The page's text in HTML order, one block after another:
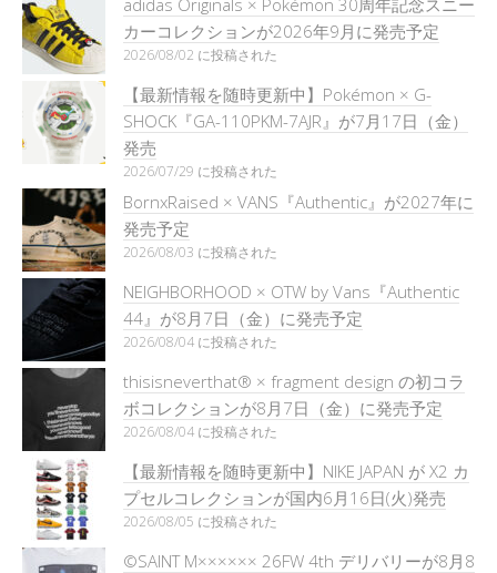
カーコレクションが2026年9月に発売予定
2026/08/02 に投稿された
【最新情報を随時更新中】Pokémon × G-
SHOCK『GA-110PKM-7AJR』が7月17日（金）
発売
2026/07/29 に投稿された
BornxRaised × VANS『Authentic』が2027年に
発売予定
2026/08/03 に投稿された
NEIGHBORHOOD × OTW by Vans『Authentic
44』が8月7日（金）に発売予定
2026/08/04 に投稿された
thisisneverthat® × fragment design の初コラ
ボコレクションが8月7日（金）に発売予定
2026/08/04 に投稿された
【最新情報を随時更新中】NIKE JAPAN が X2 カ
プセルコレクションが国内6月16日(火)発売
2026/08/05 に投稿された
©SAINT M×××××× 26FW 4th デリバリーが8月8